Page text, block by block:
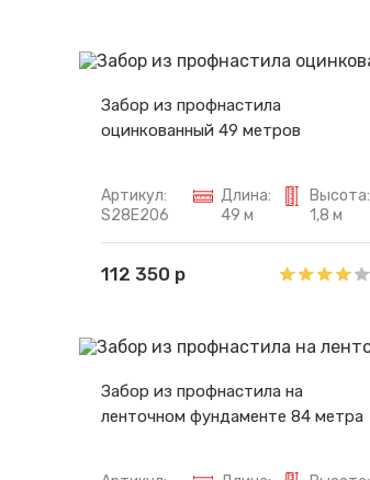
Забор из профнастила
оцинкованный 49 метров
Артикул:
S28E206
Длина:
49 м
Высота:
1,8 м
112 350 р
Забор из профнастила на
ленточном фундаменте 84 метра